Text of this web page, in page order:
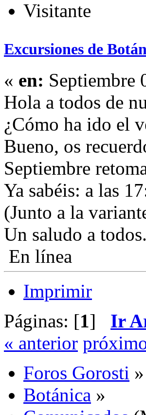
Visitante
Excursiones de
« en: Septiembre
Hola a todos de
¿Cómo ha ido el
Bueno, os
Septiembre
Ya sabéis: a las
(Junto a la
Un saludo a todos.
En línea
Imprimir
Páginas: [1] Ir
« anterior
Foros Gorosti »
Botánica »